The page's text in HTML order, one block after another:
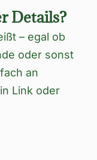
Details?
– egal ob
oder sonst
an
Link oder